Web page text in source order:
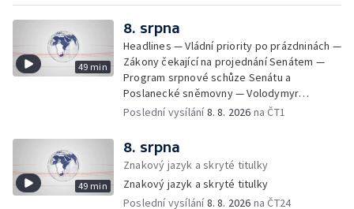
49 min
8. srpna
Headlines — Vládní priority po prázdninách —
Zákony čekající na projednání Senátem —
Program srpnové schůze Senátu a
Poslanecké sněmovny — Volodymyr
Zelenskyj jednal poprvé v Bělehradě —
provoz nelegálních domovů pro seniory —
Populace Česka stárne — Čekací lhůty na
přijetí do domovů pro seniory — Tisza
vybrala kandidáta na prezidenta — Tréninky
soutěžních párů StarDance — Následky
Poslední vysílání8. 8. 2026 na ČT1
49 min
8. srpna
Znakový jazyk a skryté titulky
Znakový jazyk a skryté titulky
Poslední vysílání8. 8. 2026 na ČT24